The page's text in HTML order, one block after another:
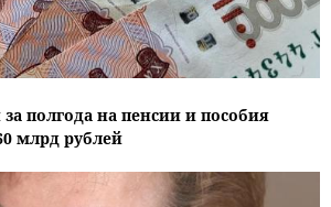
полгода на пенсии и пособия
млрд рублей